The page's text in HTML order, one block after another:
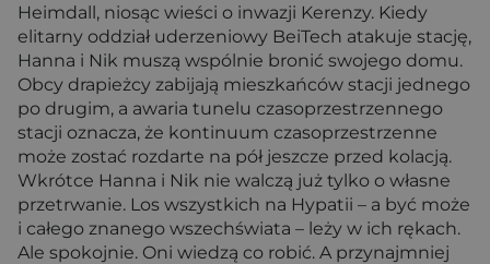
Heimdall, niosąc wieści o inwazji Kerenzy. Kiedy
elitarny oddział uderzeniowy BeiTech atakuje stację,
Hanna i Nik muszą wspólnie bronić swojego domu.
Obcy drapieżcy zabijają mieszkańców stacji jednego
po drugim, a awaria tunelu czasoprzestrzennego
stacji oznacza, że kontinuum czasoprzestrzenne
może zostać rozdarte na pół jeszcze przed kolacją.
Wkrótce Hanna i Nik nie walczą już tylko o własne
przetrwanie. Los wszystkich na Hypatii – a być może
i całego znanego wszechświata – leży w ich rękach.
Ale spokojnie. Oni wiedzą co robić. A przynajmniej